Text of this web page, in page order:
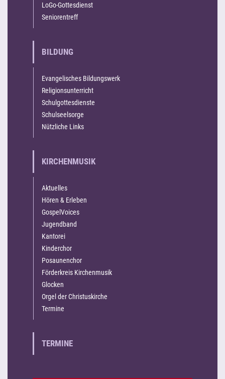
LoGo-Gottesdienst
Seniorentreff
BILDUNG
Evangelisches Bildungswerk
Religionsunterricht
Schulgottesdienste
Schulseelsorge
Nützliche Links
KIRCHENMUSIK
Aktuelles
Hören & Erleben
GospelVoices
Jugendband
Kantorei
Kinderchor
Posaunenchor
Förderkreis Kirchenmusik
Glocken
Orgel der Christuskirche
Termine
TERMINE